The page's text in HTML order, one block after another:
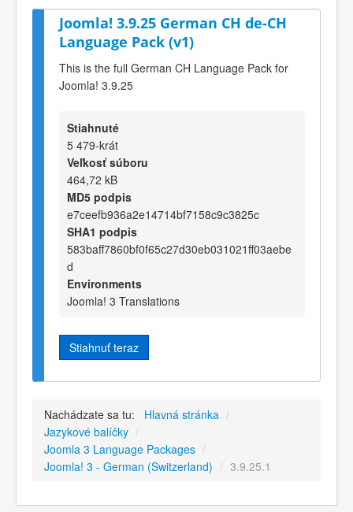
Joomla! 3.9.25 German CH de-CH
Language Pack (v1)
This is the full German CH Language Pack for
Joomla! 3.9.25
Stiahnuté
5 479-krát
Veľkosť súboru
464,72 kB
MD5 podpis
e7ceefb936a2e14714bf7158c9c3825c
SHA1 podpis
583baff7860bf0f65c27d30eb031021ff03aebe
d
Environments
Joomla! 3 Translations
Stiahnuť teraz
Nachádzate sa tu: Hlavná stránka /
Jazykové balíčky /
Joomla 3 Language Packages /
Joomla! 3 - German (Switzerland) / 3.9.25.1